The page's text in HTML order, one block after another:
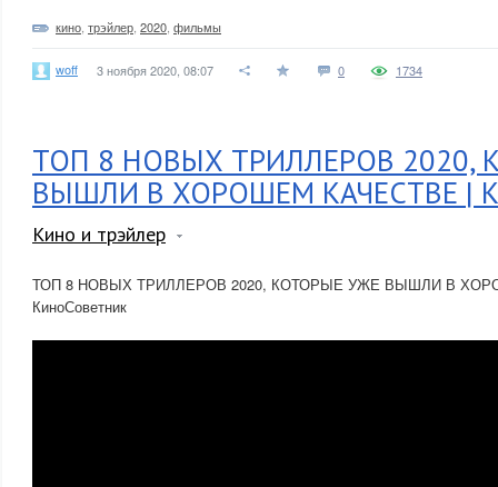
кино трэйлер 2020 фильмы
woff 3 ноября 2020, 08:07 0 1734
ТОП 8 НОВЫХ ТРИЛЛЕРОВ 2020,
ВЫШЛИ В ХОРОШЕМ КАЧЕСТВЕ |
Кино и трэйлер
ТОП 8 НОВЫХ ТРИЛЛЕРОВ 2020, КОТОРЫЕ УЖЕ ВЫШЛИ В
КиноСоветник